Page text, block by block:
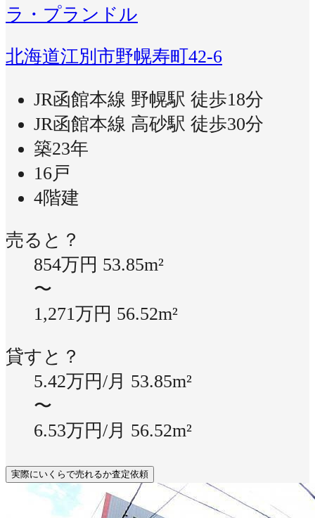
ラ・プランドル
北海道江別市野幌寿町42-6
JR函館本線 野幌駅 徒歩18分
JR函館本線 高砂駅 徒歩30分
築23年
16戸
4階建
売ると？
854万円 53.85m²
〜
1,271万円 56.52m²
貸すと？
5.42万円/月 53.85m²
〜
6.53万円/月 56.52m²
実際にいくらで売れるか査定依頼